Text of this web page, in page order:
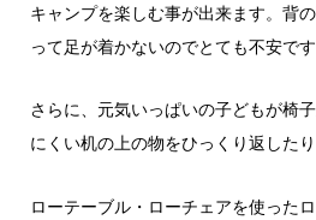
キャンプを楽しむ事が出来ます。背
って足が着かないのでとても不安です
さらに、元気いっぱいの子どもが椅
にくい机の上の物をひっくり返した
ローテーブル・ローチェアを使った